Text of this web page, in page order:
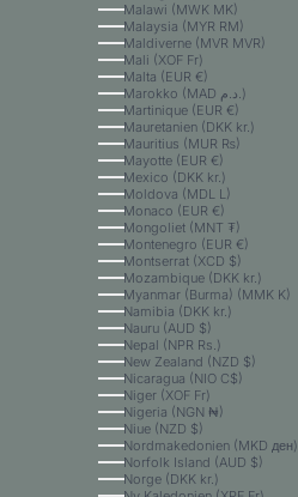
Malawi (MWK MK)
Malaysia (MYR RM)
Maldiverne (MVR MVR)
Mali (XOF Fr)
Malta (EUR €)
Marokko (MAD د.م.)
Martinique (EUR €)
Mauretanien (DKK kr.)
Mauritius (MUR ₨)
Mayotte (EUR €)
Mexico (DKK kr.)
Moldova (MDL L)
Monaco (EUR €)
Mongoliet (MNT ₮)
Montenegro (EUR €)
Montserrat (XCD $)
Mozambique (DKK kr.)
Myanmar (Burma) (MMK K)
Namibia (DKK kr.)
Nauru (AUD $)
Nepal (NPR Rs.)
New Zealand (NZD $)
Nicaragua (NIO C$)
Niger (XOF Fr)
Nigeria (NGN ₦)
Niue (NZD $)
Nordmakedonien (MKD ден)
Norfolk Island (AUD $)
Norge (DKK kr.)